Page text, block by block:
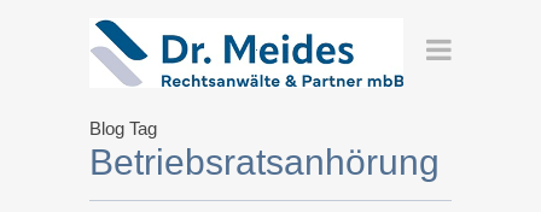
Blog Tag
Betriebsratsanhörung